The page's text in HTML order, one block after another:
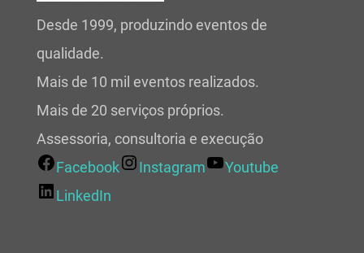
Desde 1999, produzindo eventos de
qualidade.
Mais de 10 mil eventos realizados.
Mais de 20 serviços próprios.
Assessoria, consultoria e execução
Facebook
Instagram
Youtube
LinkedIn